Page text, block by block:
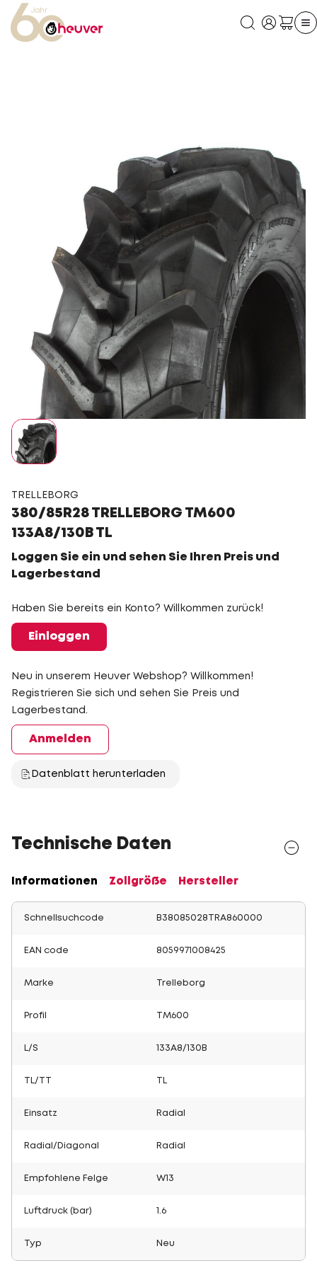
TRELLEBORG
380/85R28 TRELLEBORG TM600
133A8/130B TL
Loggen Sie ein und sehen Sie Ihren Preis und
Lagerbestand
Haben Sie bereits ein Konto? Willkommen zurück!
Einloggen
Neu in unserem Heuver Webshop? Willkommen!
Registrieren Sie sich und sehen Sie Preis und
Lagerbestand.
Anmelden
Datenblatt herunterladen
Technische Daten
Informationen Zollgröße Hersteller
Schnellsuchcode B38085028TRA860000
EAN code 8059971008425
Marke Trelleborg
Profil TM600
L/S 133A8/130B
TL/TT
Einsatz Radial
Radial/Diagonal Radial
Empfohlene Felge W13
Luftdruck (bar) 1.6
Typ Neu